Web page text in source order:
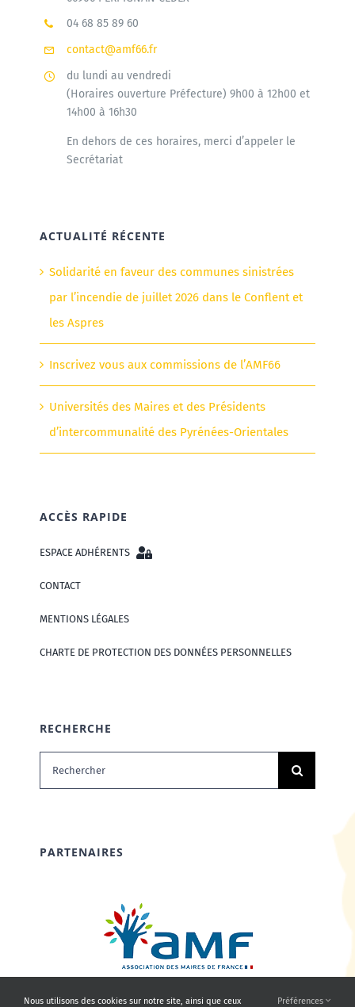
04 68 85 89 60
contact@amf66.fr
du lundi au vendredi
(Horaires ouverture Préfecture) 9h00 à 12h00 et
14h00 à 16h30
En dehors de ces horaires, merci d’appeler le
Secrétariat
ACTUALITÉ RÉCENTE
Solidarité en faveur des communes sinistrées
par l’incendie de juillet 2026 dans le Conflent et
les Aspres
Inscrivez vous aux commissions de l’AMF66
Universités des Maires et des Présidents
d’intercommunalité des Pyrénées-Orientales
ACCÈS RAPIDE
ESPACE ADHÉRENTS
CONTACT
MENTIONS LÉGALES
CHARTE DE PROTECTION DES DONNÉES PERSONNELLES
RECHERCHE
Rechercher:
PARTENAIRES
Nous utilisons des cookies sur notre site, ainsi que ceux Préférences